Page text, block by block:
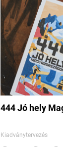
444 Jó hely
Kiadványtervezés